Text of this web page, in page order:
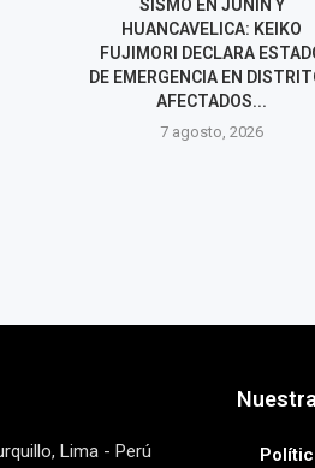
SISMO EN JUNÍN Y
HUANCAVELICA: KEIKO
FUJIMORI DECLARA
DE EMERGENCIA EN
AFECTADOS...
7 agosto, 2026
Lima - Perú